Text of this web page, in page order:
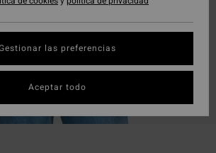
las preferencias
Aceptar todo